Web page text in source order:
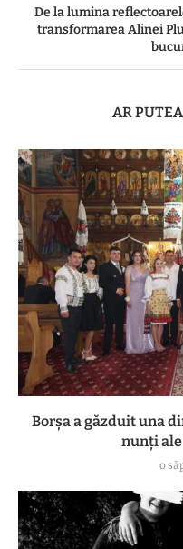
De la lumina
transformarea Alinei
AR
Borșa a găzduit una
nunți ale
o